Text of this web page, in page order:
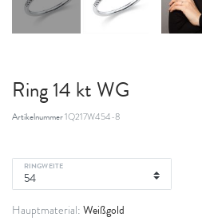
Ring 14 kt WG
Artikelnummer1Q217W454-8
RINGWEITE
Hauptmaterial: Weißgold